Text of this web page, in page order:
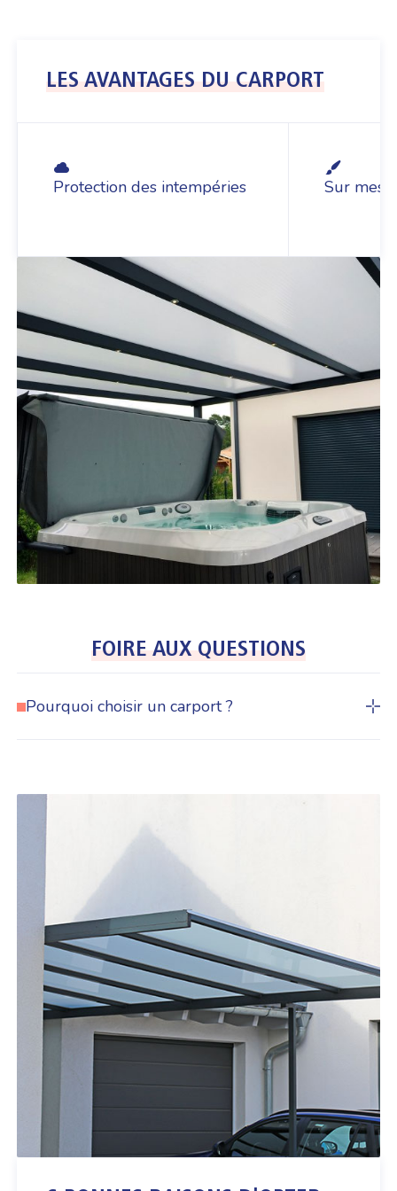
LES AVANTAGES DU CARPORT
Protection des intempéries Sur
FOIRE AUX QUESTIONS
Pourquoi choisir un carport ?